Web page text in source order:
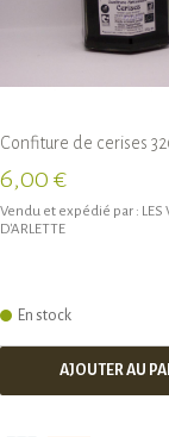
Confiture de cerises
6,00 €
Vendu et expédié par : LES
D'ARLETTE
En stock
AJOUTER AU